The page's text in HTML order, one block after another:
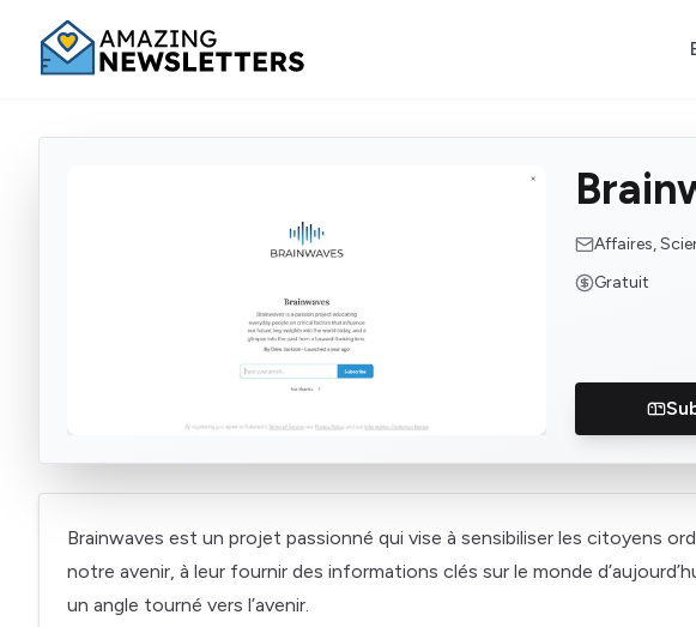
Affaires,
Gratuit
Brainwaves est un projet passionné qui vise à sensibiliser les citoyens
notre avenir, à leur fournir des informations clés sur le monde
un angle tourné vers l’avenir.